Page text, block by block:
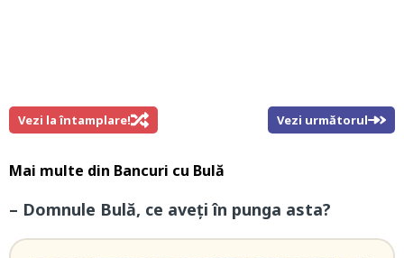
Vezi la întamplare! Vezi următorul
Mai multe din Bancuri cu Bulă
– Domnule Bulă, ce aveți în punga asta?